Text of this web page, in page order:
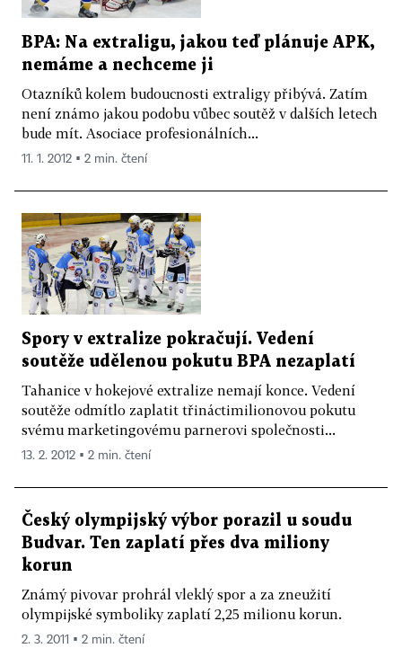
BPA: Na extraligu, jakou teď plánuje APK,
nemáme a nechceme ji
Otazníků kolem budoucnosti extraligy přibývá. Zatím
není známo jakou podobu vůbec soutěž v dalších letech
bude mít. Asociace profesionálních...
11. 1. 2012 ▪ 2 min. čtení
Spory v extralize pokračují. Vedení
soutěže udělenou pokutu BPA nezaplatí
Tahanice v hokejové extralize nemají konce. Vedení
soutěže odmítlo zaplatit třináctimilionovou pokutu
svému marketingovému parnerovi společnosti...
13. 2. 2012 ▪ 2 min. čtení
Český olympijský výbor porazil u soudu
Budvar. Ten zaplatí přes dva miliony
korun
Známý pivovar prohrál vleklý spor a za zneužití
olympijské symboliky zaplatí 2,25 milionu korun.
2. 3. 2011 ▪ 2 min. čtení